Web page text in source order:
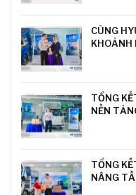
CÙNG
KHOẢNH
TỔNG
NỀN
TỔNG
NÂNG